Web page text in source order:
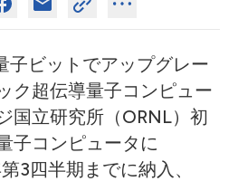
子ビットでアップグレー
ク超伝導量子コンピュー
国立研究所（ORNL）初
子コンピュータに
3四半期までに納入、